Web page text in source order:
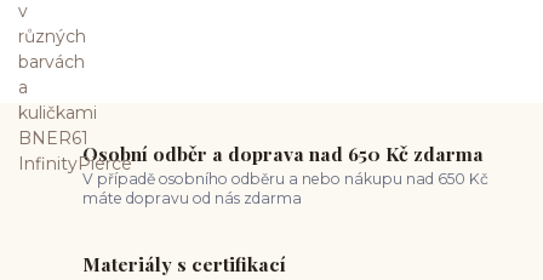
Osobní odběr a doprava nad 650 Kč zdarma
V případě osobního odběru a nebo nákupu nad 650 Kč
máte dopravu od nás zdarma
Materiály s certifikací